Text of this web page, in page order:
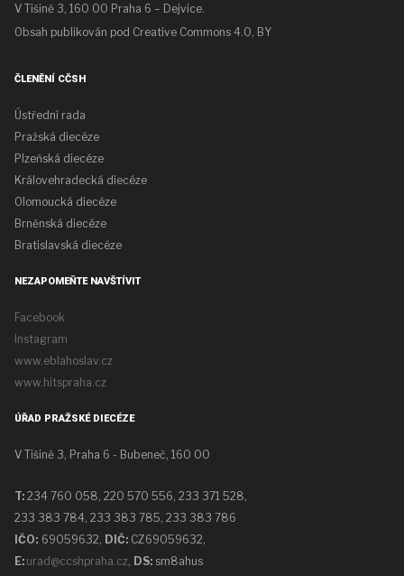
V Tišině 3, 160 00 Praha 6 – Dejvice.
Obsah publikován pod Creative Commons 4.0, BY
ČLENĚNÍ CČSH
Ústřední rada
Pražská diecéze
Plzeňská diecéze
Královehradecká diecéze
Olomoucká diecéze
Brněnská diecéze
Bratislavská diecéze
NEZAPOMEŇTE NAVŠTÍVIT
Facebook
Instagram
www.eblahoslav.cz
www.hitspraha.cz
ÚŘAD PRAŽSKÉ DIECÉZE
V Tišině 3, Praha 6 - Bubeneč, 160 00
T: 234 760 058, 220 570 556, 233 371 528,
233 383 784, 233 383 785, 233 383 786
IČO: 69059632, DIČ: CZ69059632
E: urad@ccshpraha.cz DS: sm8ahus